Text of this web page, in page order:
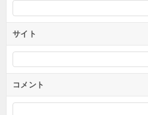
サイト
コメント